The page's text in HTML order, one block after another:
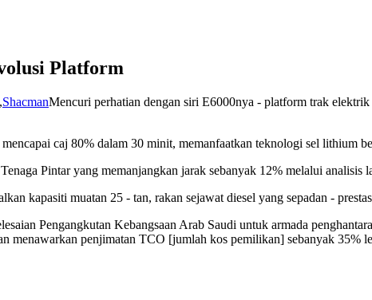
Platform
ShacmanMencuri perhatian dengan siri E6000nya - platform trak
caj 80% dalam 30 minit, memanfaatkan teknologi sel lithium
Pintar yang memanjangkan jarak sebanyak 12% melalui analisis
kapasiti muatan 25 - tan, rakan sejawat diesel yang sepadan -
Pengangkutan Kebangsaan Arab Saudi untuk armada
menawarkan penjimatan TCO [jumlah kos pemilikan] sebanyak 35%